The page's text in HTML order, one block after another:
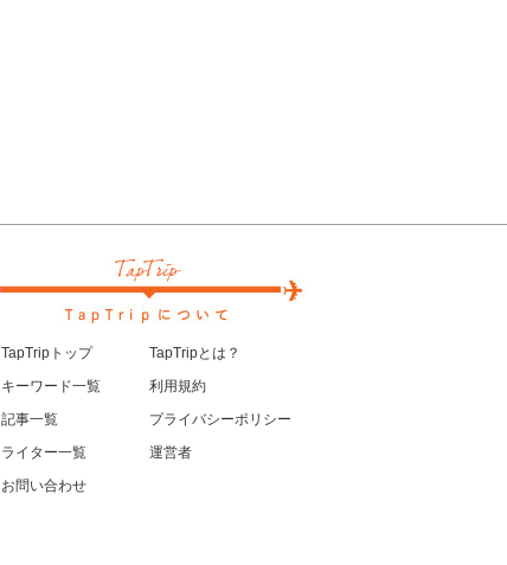
TapTripトップ
キーワード一覧
記事一覧
ライター一覧
お問い合わせ
TapTripとは？
利用規約
プライバシーポリシー
運営者